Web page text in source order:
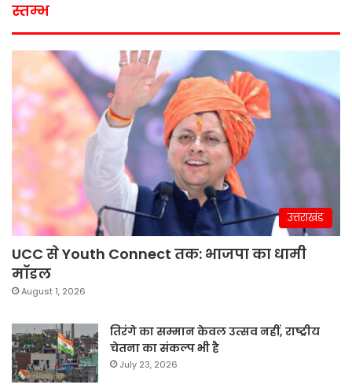
स्तम्भ
उत्तराखंड
UCC से Youth Connect तक: भाजपा का धामी
मॉडल
August 1, 2026
तिरंगे का सम्मान केवल उत्सव नहीं, राष्ट्रीय
चेतना का संकल्प भी है
July 23, 2026